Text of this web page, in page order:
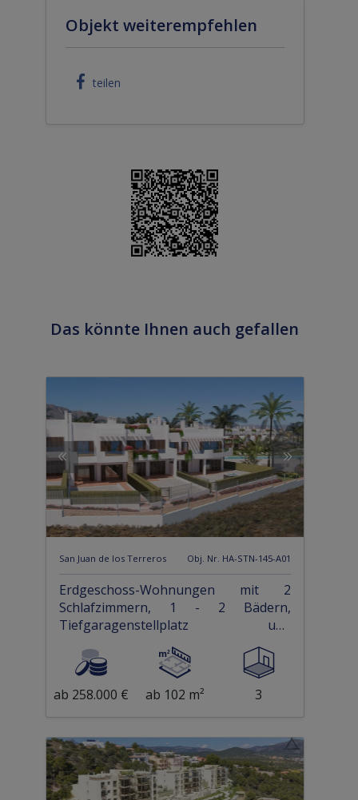
Objekt weiterempfehlen
teilen
Das könnte Ihnen auch gefallen
San Juan de los Terreros Obj. Nr. HA-STN-145-A01
Erdgeschoss-Wohnungen mit 2
Schlafzimmern, 1 - 2 Bädern,
Tiefgaragenstellplatz und
Gemeinschaftspool in erster Linie am
Strand
ab 258.000 €
ab 102 m² 3